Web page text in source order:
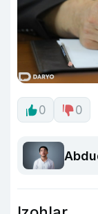
0 0